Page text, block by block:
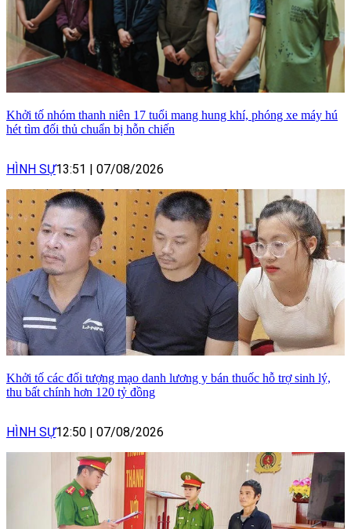
Khởi tố nhóm thanh niên 17 tuổi mang hung khí, phóng xe máy hú
hét tìm đối thủ chuẩn bị hỗn chiến
HÌNH SỰ13:51 | 07/08/2026
Khởi tố các đối tượng mạo danh lương y bán thuốc hỗ trợ sinh lý,
thu bất chính hơn 120 tỷ đồng
HÌNH SỰ12:50 07/08/2026